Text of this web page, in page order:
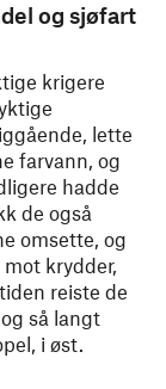
og sjøfart
krigere
lette
farvann, og
hadde
de også
omsette, og
krydder,
reiste de
så langt
i øst.